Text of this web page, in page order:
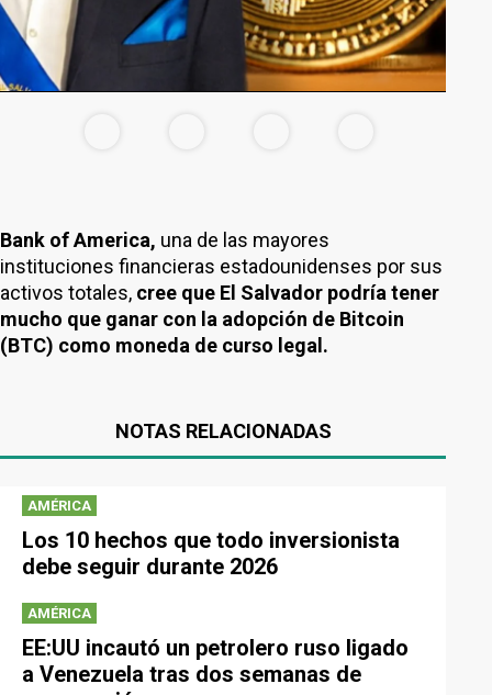
Bank of America, una de las mayores
instituciones financieras estadounidenses por sus
activos totales, cree que El Salvador podría tener
mucho que ganar con la adopción de Bitcoin
(BTC) como moneda de curso legal.
NOTAS RELACIONADAS
AMÉRICA
Los 10 hechos que todo inversionista
debe seguir durante 2026
AMÉRICA
EE:UU incautó un petrolero ruso ligado
a Venezuela tras dos semanas de